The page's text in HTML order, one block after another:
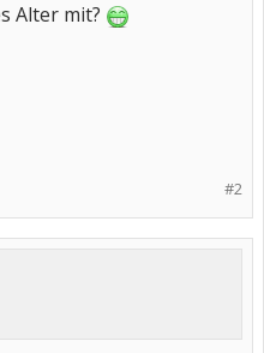
Alter mit?
#2